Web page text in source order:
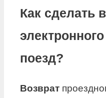
Как сделать
поезд?
Возврат